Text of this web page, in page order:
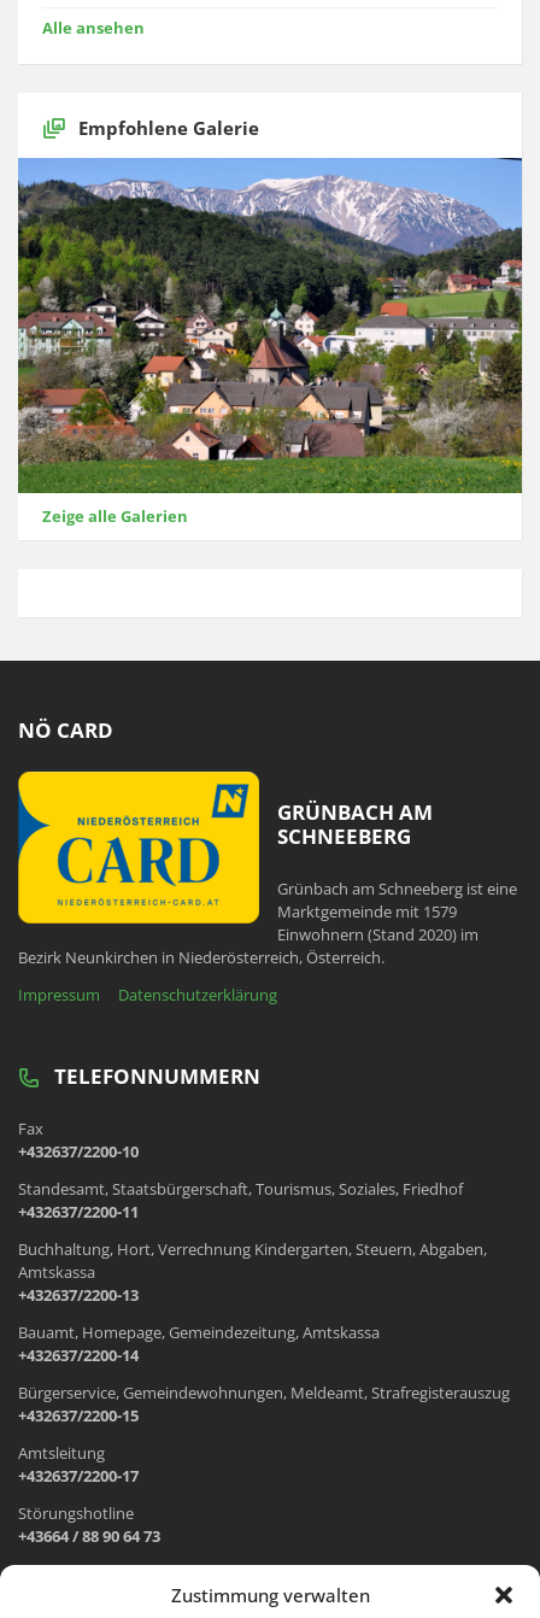
Zustimmung verwalten
Alle ansehen
Empfohlene Galerie
Zeige alle Galerien
NÖ CARD
GRÜNBACH AM
SCHNEEBERG
Grünbach am Schneeberg ist eine
Marktgemeinde mit 1579
Einwohnern (Stand 2020) im
Bezirk Neunkirchen in Niederösterreich, Österreich.
Impressum
Datenschutzerklärung
TELEFONNUMMERN
Fax
+432637/2200-10
Standesamt, Staatsbürgerschaft, Tourismus, Soziales, Friedhof
+432637/2200-11
Buchhaltung, Hort, Verrechnung Kindergarten, Steuern, Abgaben,
Amtskassa
+432637/2200-13
Bauamt, Homepage, Gemeindezeitung, Amtskassa
+432637/2200-14
Bürgerservice, Gemeindewohnungen, Meldeamt, Strafregisterauszug
+432637/2200-15
Amtsleitung
+432637/2200-17
Störungshotline
+43664 / 88 90 64 73